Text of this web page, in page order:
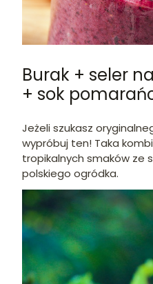
Burak + seler
+ sok
Jeżeli szukasz
wypróbuj ten! Taka
tropikalnych smaków ze
polskiego ogródka.